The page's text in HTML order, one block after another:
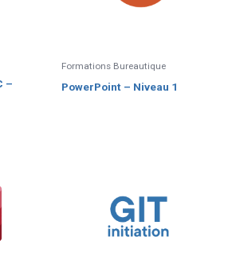
–
Formations Bureautique
PowerPoint – Niveau 1